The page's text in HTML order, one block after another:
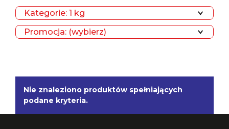
Kategorie: 1 kg
Promocja: (wybierz)
Nie znaleziono produktów spełniających
podane kryteria.